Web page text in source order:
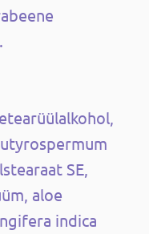
SE,
aloe
indica